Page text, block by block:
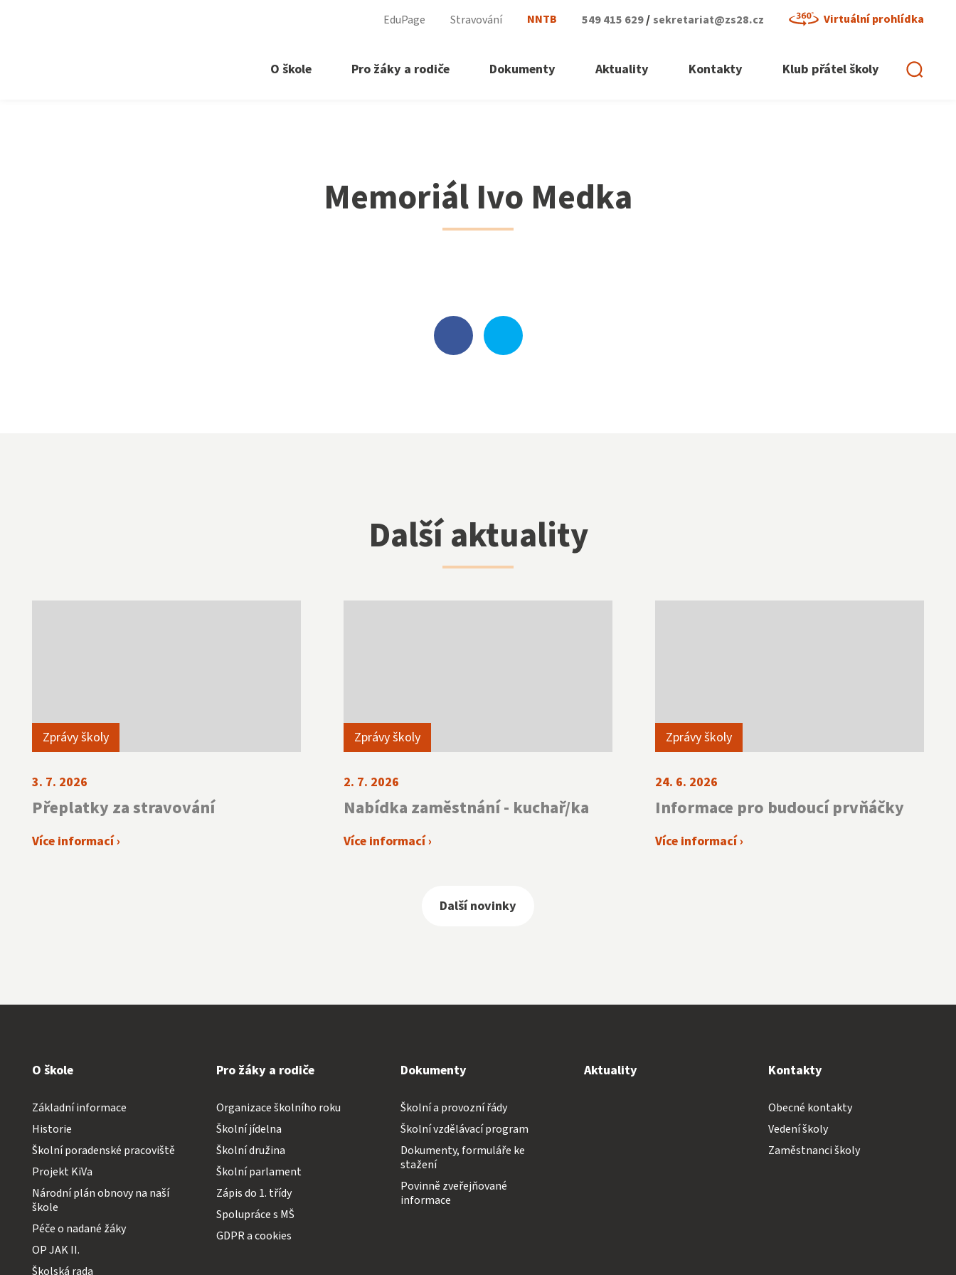
O škole Pro žáky a rodiče Dokumenty Aktuality Kontakty Klub přátel školy
EduPage Stravování NNTB 549 415 629/sekretariat@zs28.cz Virtuální prohlídka
Memoriál Ivo Medka
Další aktuality
Zprávy školy
3. 7. 2026
Přeplatky za stravování
Více informací ›
Zprávy školy
2. 7. 2026
Nabídka zaměstnání - kuchař/ka
Více informací ›
Zprávy školy
24. 6. 2026
Informace pro budoucí prvňáčky
Více informací ›
Další novinky
O škole
Základní informace
Historie
Školní poradenské pracoviště
Projekt KiVa
Národní plán obnovy na naší
škole
Péče o nadané žáky
OP JAK II.
Školská rada
Pro žáky a rodiče
Organizace školního roku
Školní jídelna
Školní družina
Školní parlament
Zápis do 1. třídy
Spolupráce s MŠ
GDPR a cookies
Dokumenty
Školní a provozní řády
Školní vzdělávací program
Dokumenty, formuláře ke
stažení
Povinně zveřejňované
informace
Aktuality Kontakty
Obecné kontakty
Vedení školy
Zaměstnanci školy